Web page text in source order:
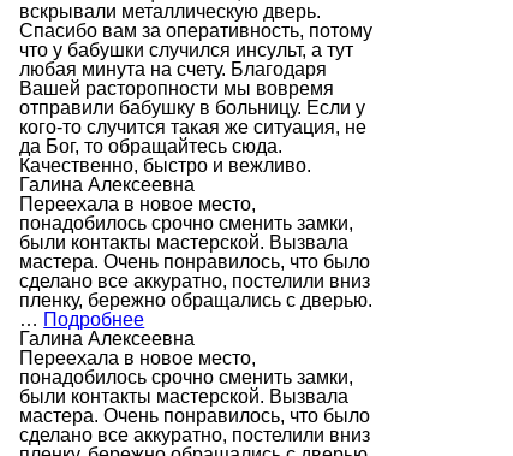
вскрывали металлическую дверь.
Спасибо вам за оперативность, потому
что у бабушки случился инсульт, а тут
любая минута на счету. Благодаря
Вашей расторопности мы вовремя
отправили бабушку в больницу. Если у
кого-то случится такая же ситуация, не
да Бог, то обращайтесь сюда.
Качественно, быстро и вежливо.
Галина Алексеевна
Переехала в новое место,
понадобилось срочно сменить замки,
были контакты мастерской. Вызвала
мастера. Очень понравилось, что было
сделано все аккуратно, постелили вниз
пленку, бережно обращались с дверью.
… Подробнее
Галина Алексеевна
Переехала в новое место,
понадобилось срочно сменить замки,
были контакты мастерской. Вызвала
мастера. Очень понравилось, что было
сделано все аккуратно, постелили вниз